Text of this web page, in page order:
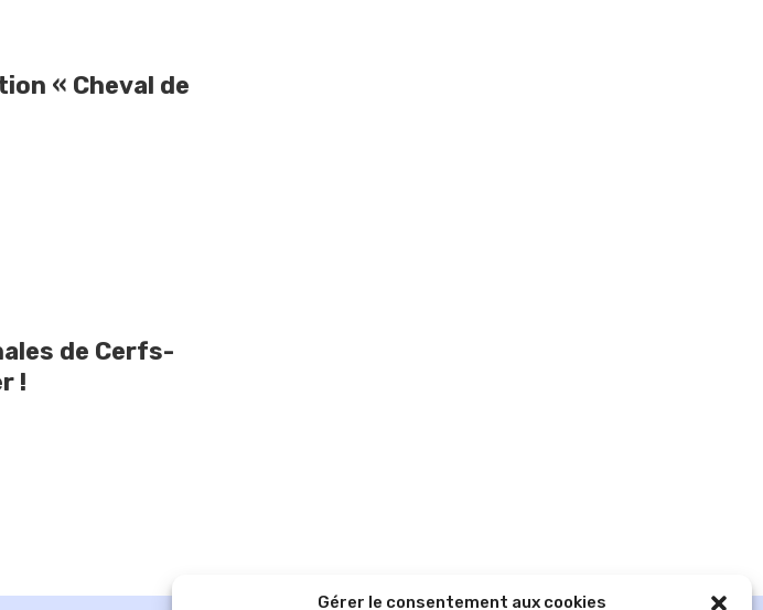
Gérer le consentement aux cookies
« Cheval de
de Cerfs-
!